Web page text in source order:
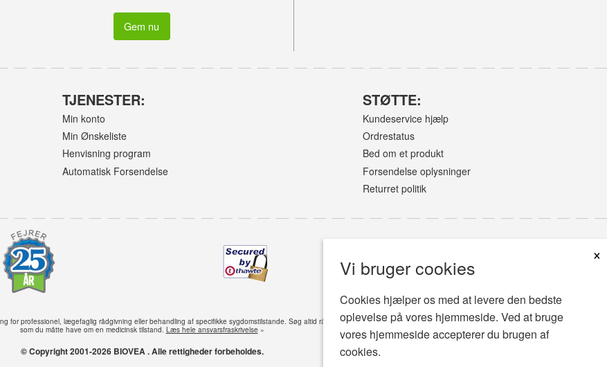
Vi bruger cookies
×
Cookies hjælper os med at levere den bedste
oplevelse på vores hjemmeside. Ved at bruge
vores hjemmeside accepterer du brugen af
cookies.
Gem nu
TJENESTER:
Min konto
Min Ønskeliste
Henvisning program
Automatisk Forsendelse
STØTTE:
Kundeservice hjælp
Ordrestatus
Bed om et produkt
Forsendelse oplysninger
Returret politik
© Copyright 2001-2026 BIOVEA . Alle rettigheder forbeholdes.
for professionel, lægefaglig rådgivning eller behandling af specifikke sygdomstilstande. Søg altid råd hos din læge eller en anden kvalificeret sundhedsplejer med eventuelle spørgsmål,
som du måtte have om en medicinsk tilstand. Læs hele ansvarsfraskrivelse »